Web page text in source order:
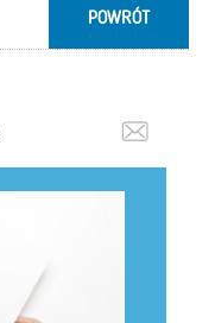
POWRÓT